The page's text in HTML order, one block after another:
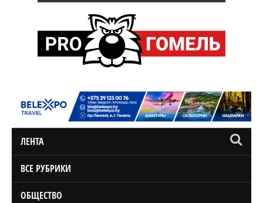
ЛЕНТА
ВСЕ РУБРИКИ
ОБЩЕСТВО